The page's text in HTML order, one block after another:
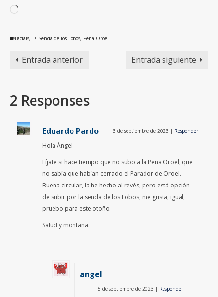
Cargando...
Bacials, La Senda de los Lobos, Peña Oroel
Entrada anterior Entrada siguiente
2 Responses
Eduardo Pardo 3 de septiembre de 2023 | Responder
Hola Ángel.
Fíjate si hace tiempo que no subo a la Peña Oroel, que
no sabía que habían cerrado el Parador de Oroel.
Buena circular, la he hecho al revés, pero está opción
de subir por la senda de los Lobos, me gusta, igual,
pruebo para este otoño.
Salud y montaña.
angel
5 de septiembre de 2023 | Responder